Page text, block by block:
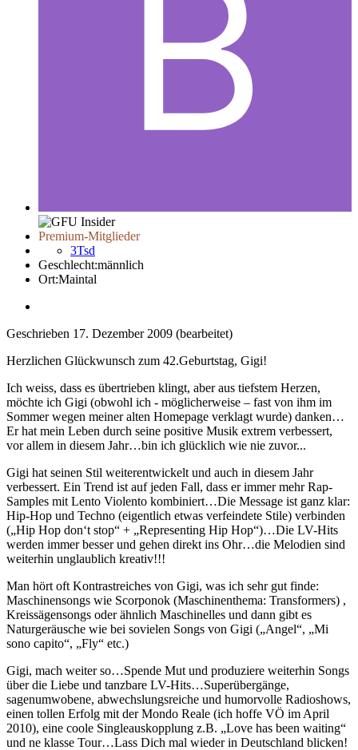
Premium-Mitglieder
3Tsd
Geschlecht:männlich
Ort:Maintal
Geschrieben 17. Dezember 2009 (bearbeitet)
Herzlichen Glückwunsch zum 42.Geburtstag, Gigi!
Ich weiss, dass es übertrieben klingt, aber aus tiefstem Herzen,
möchte ich Gigi (obwohl ich - möglicherweise – fast von ihm im
Sommer wegen meiner alten Homepage verklagt wurde) danken…
Er hat mein Leben durch seine positive Musik extrem verbessert,
vor allem in diesem Jahr…bin ich glücklich wie nie zuvor...
Gigi hat seinen Stil weiterentwickelt und auch in diesem Jahr
verbessert. Ein Trend ist auf jeden Fall, dass er immer mehr Rap-
Samples mit Lento Violento kombiniert…Die Message ist ganz klar:
Hip-Hop und Techno (eigentlich etwas verfeindete Stile) verbinden
(„Hip Hop don‘t stop“ + „Representing Hip Hop“)…Die LV-Hits
werden immer besser und gehen direkt ins Ohr…die Melodien sind
weiterhin unglaublich kreativ!!!
Man hört oft Kontrastreiches von Gigi, was ich sehr gut finde:
Maschinensongs wie Scorponok (Maschinenthema: Transformers) ,
Kreissägensongs oder ähnlich Maschinelles und dann gibt es
Naturgeräusche wie bei sovielen Songs von Gigi („Angel“, „Mi
sono capito“, „Fly“ etc.)
Gigi, mach weiter so…Spende Mut und produziere weiterhin Songs
über die Liebe und tanzbare LV-Hits…Superübergänge,
sagenumwobene, abwechslungsreiche und humorvolle Radioshows,
einen tollen Erfolg mit der Mondo Reale (ich hoffe VÖ im April
2010), eine coole Singleauskopplung z.B. „Love has been waiting“
und ne klasse Tour…Lass Dich mal wieder in Deutschland blicken!